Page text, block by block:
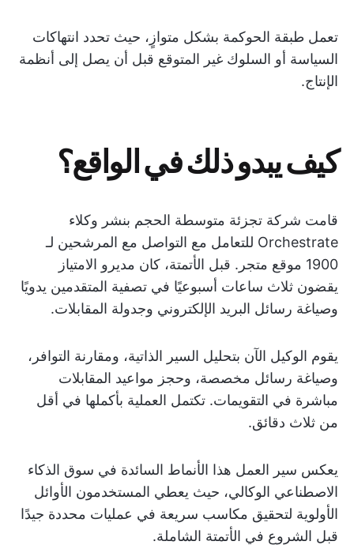
تعمل طبقة الحوكمة بشكل متوازٍ، حيث تحدد انتهاكات
السياسة أو السلوك غير المتوقع قبل أن يصل إلى أنظمة
الإنتاج.
كيف يبدو ذلك في الواقع؟
قامت شركة تجزئة متوسطة الحجم بنشر وكلاء
Orchestrate للتعامل مع التواصل مع المرشحين لـ
1900 موقع متجر. قبل الأتمتة، كان مديرو الامتياز
يقضون ثلاث ساعات أسبوعيًا في تصفية المتقدمين يدويًا
وصياغة رسائل البريد الإلكتروني وجدولة المقابلات.
يقوم الوكيل الآن بتحليل السير الذاتية، ومقارنة التوافر،
وصياغة رسائل مخصصة، وحجز مواعيد المقابلات
مباشرة في التقويمات. تكتمل العملية بأكملها في أقل
من ثلاث دقائق.
يعكس سير العمل هذا الأنماط السائدة في سوق الذكاء
الاصطناعي الوكالي، حيث يعطي المستخدمون الأوائل
الأولوية لتحقيق مكاسب سريعة في عمليات محددة جيدًا
قبل الشروع في الأتمتة الشاملة.